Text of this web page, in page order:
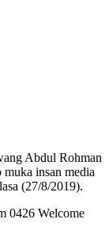
Abdul Rohman
muka insan media
(27/8/2019).
0426 Welcome